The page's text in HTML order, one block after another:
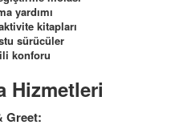
yardımı
kitapları
sürücüler
konforu
Hizmetleri
Greet: